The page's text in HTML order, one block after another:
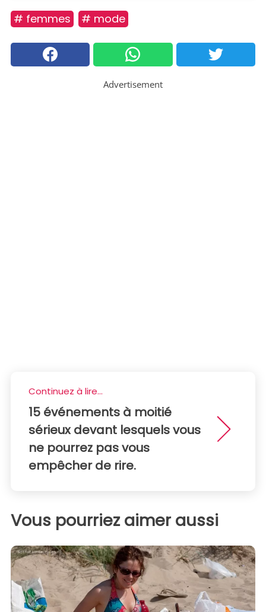
# femmes # mode
Advertisement
Continuez à lire...
15 événements à moitié
sérieux devant lesquels vous
ne pourrez pas vous
empêcher de rire.
Vous pourriez aimer aussi